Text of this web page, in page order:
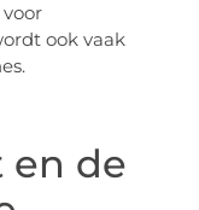
ook vaak
en de